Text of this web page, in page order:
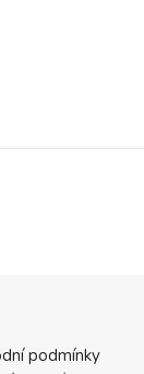
podmínky